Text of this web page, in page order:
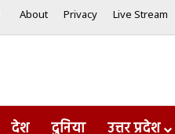
About Privacy Live Stream
देश दुनिया उत्तर प्रदेश